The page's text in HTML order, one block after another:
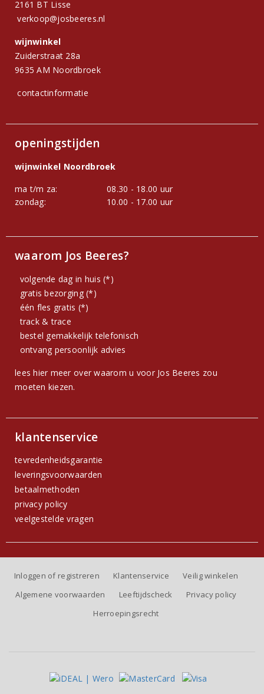
2161 BT Lisse
verkoop@josbeeres.nl
wijnwinkel
Zuiderstraat 28a
9635 AM Noordbroek
contactinformatie
openingstijden
wijnwinkel Noordbroek
ma t/m za:
08.30 - 18.00 uur
zondag:
10.00 - 17.00 uur
waarom Jos Beeres?
volgende dag in huis (*)
gratis bezorging (*)
één fles gratis (*)
track & trace
bestel gemakkelijk telefonisch
ontvang persoonlijk advies
lees hier meer over waarom u voor Jos Beeres zou
moeten kiezen.
klantenservice
tevredenheidsgarantie
leveringsvoorwaarden
betaalmethoden
privacy policy
veelgestelde vragen
Inloggen of registreren Klantenservice
Veilig winkelen
Algemene voorwaarden
Leeftijdscheck
Privacy policy
Herroepingsrecht